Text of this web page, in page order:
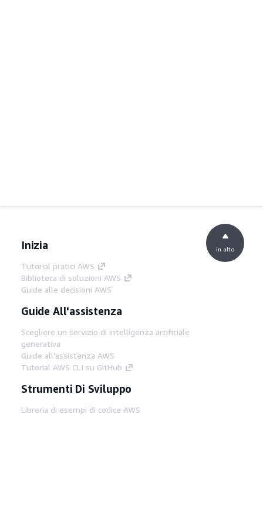
Inizia
Tutorial pratici AWS
Biblioteca di soluzioni AWS
Guide alle decisioni AWS
Guide All'assistenza
Scegliere un servizio di intelligenza artificiale
generativa
Guide all'assistenza AWS
Tutorial AWS CLI su GitHub
Strumenti Di Sviluppo
Libreria di esempi di codice AWS
in alto